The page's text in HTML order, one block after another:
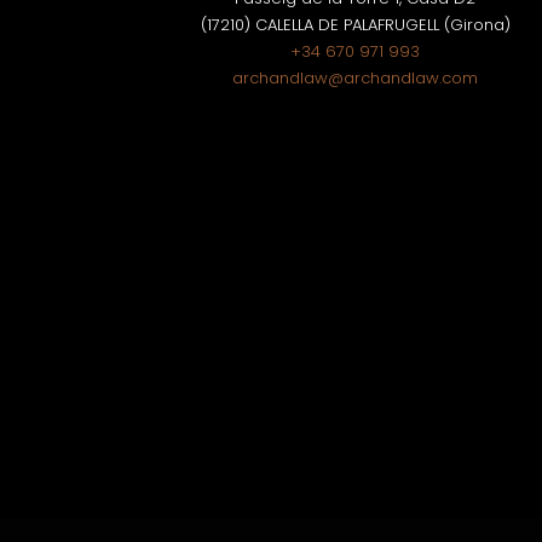
(17210) CALELLA DE PALAFRUGELL (Girona)
+34 670 971 993
archandlaw@archandlaw.com